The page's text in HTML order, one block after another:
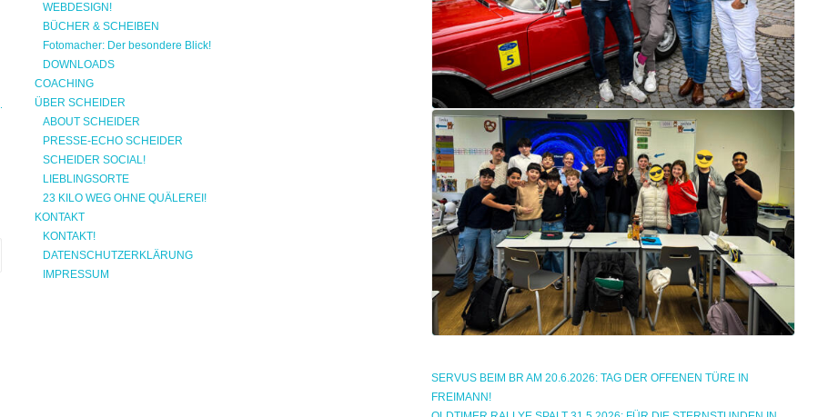
WEBDESIGN!
BÜCHER & SCHEIBEN
Fotomacher: Der besondere Blick!
DOWNLOADS
COACHING
ÜBER SCHEIDER
ABOUT SCHEIDER
PRESSE-ECHO SCHEIDER
SCHEIDER SOCIAL!
LIEBLINGSORTE
23 KILO WEG OHNE QUÄLEREI!
KONTAKT
KONTAKT!
DATENSCHUTZERKLÄRUNG
IMPRESSUM
SERVUS BEIM BR AM 20.6.2026: TAG DER OFFENEN TÜRE IN
FREIMANN!